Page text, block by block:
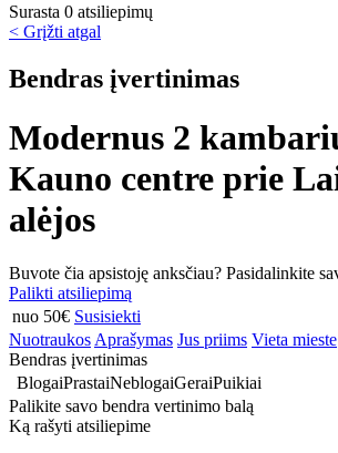
Surasta 0 atsiliepimų
< Grįžti atgal
Bendras įvertinimas
Modernus 2
Kauno centre prie
alėjos
Buvote čia apsistoję anksčiau? Pasidalinkite
Palikti atsiliepimą
nuo 50€ Susisiekti
Nuotraukos Aprašymas Jus priims Vieta mieste
Bendras įvertinimas
BlogaiPrastaiNeblogaiGeraiPuikiai
Palikite savo bendra vertinimo balą
Ką rašyti atsiliepime